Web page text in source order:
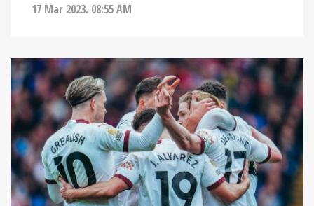
17 Mar 2023. 08:55 AM